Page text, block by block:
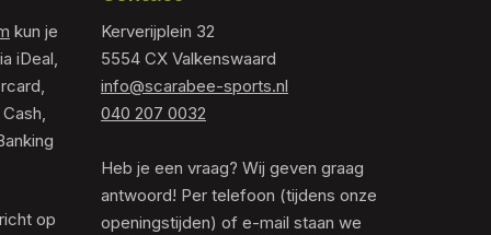
kun je
iDeal,
op
Kerverijplein 32
5554 CX Valkenswaard
info@scarabee-sports.nl
040 207 0032
Heb je een vraag? Wij geven graag
antwoord! Per telefoon (tijdens onze
openingstijden) of e-mail staan we